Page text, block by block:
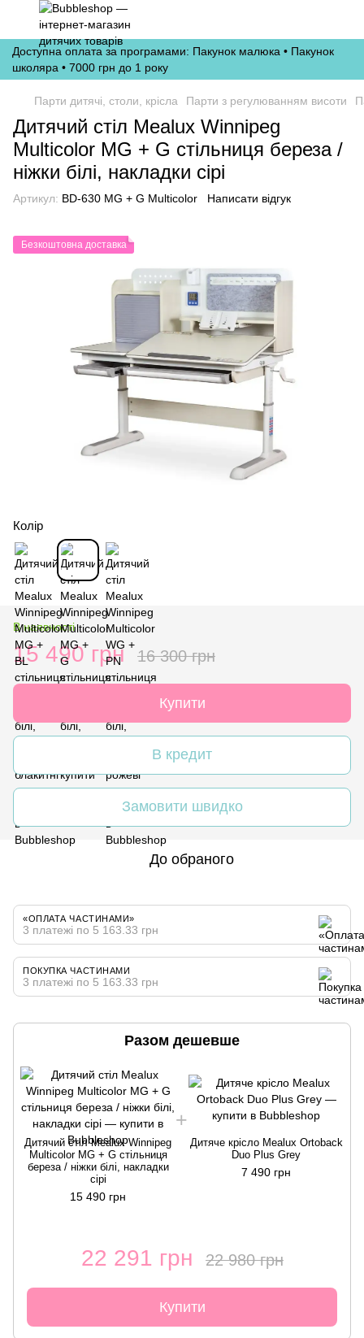
Доступна оплата за програмами: Пакунок малюка • Пакунок
школяра • 7000 грн до 1 року
Парти дитячі, столи, крісла Парти з регулюванням висоти
Дитячий стіл Mealux Winnipeg
Multicolor MG + G стільниця береза /
ніжки білі, накладки сірі
Артикул: BD-630 MG + G Multicolor Написати відгук
Безкоштовна доставка
Колір
В наявності
15 490 грн 16 300 грн
Купити
В кредит
Замовити швидко
До обраного
«ОПЛАТА ЧАСТИНАМИ»
3 платежі по 5 163.33 грн
ПОКУПКА ЧАСТИНАМИ
3 платежі по 5 163.33 грн
Разом дешевше
Дитячий стіл Mealux Winnipeg
Multicolor MG + G стільниця
береза / ніжки білі, накладки
сірі
15 490 грн
Дитяче крісло Mealux Ortoback
Duo Plus Grey
7 490 грн
22 291 грн 22 980 грн
Купити